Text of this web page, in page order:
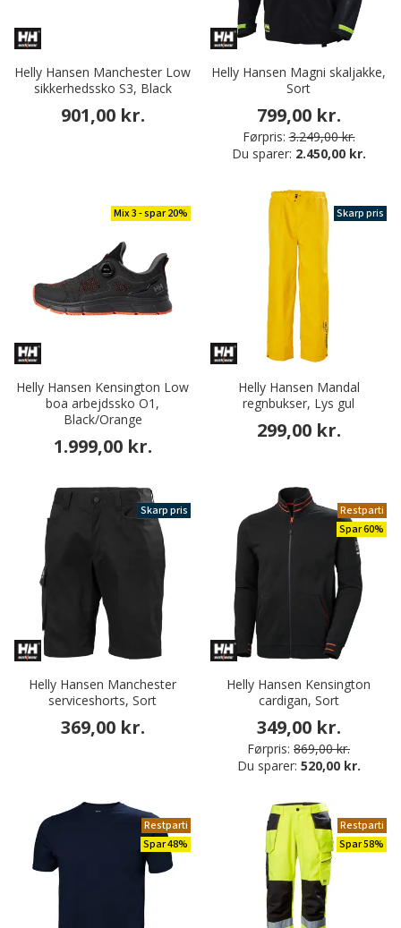
Helly Hansen Manchester Low
sikkerhedssko S3, Black
901,00 kr.
Helly Hansen Magni skaljakke,
Sort
799,00 kr.
Førpris: 3.249,00 kr.
Du sparer: 2.450,00 kr.
Mix 3 - spar 20%
Helly Hansen Kensington Low
boa arbejdssko O1,
Black/Orange
1.999,00 kr.
Skarp pris
Helly Hansen Mandal
regnbukser, Lys gul
299,00 kr.
Skarp pris
Helly Hansen Manchester
serviceshorts, Sort
369,00 kr.
Restparti
Spar 60%
Helly Hansen Kensington
cardigan, Sort
349,00 kr.
Førpris: 869,00 kr.
Du sparer: 520,00 kr.
Restparti
Spar 48%
Restparti
Spar 58%